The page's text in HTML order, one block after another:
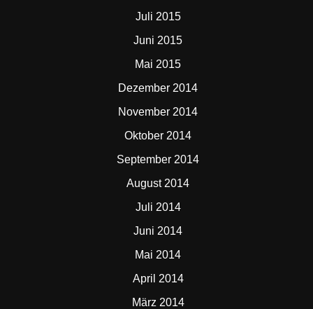
Juli 2015
Juni 2015
Mai 2015
Dezember 2014
November 2014
Oktober 2014
September 2014
August 2014
Juli 2014
Juni 2014
Mai 2014
April 2014
März 2014